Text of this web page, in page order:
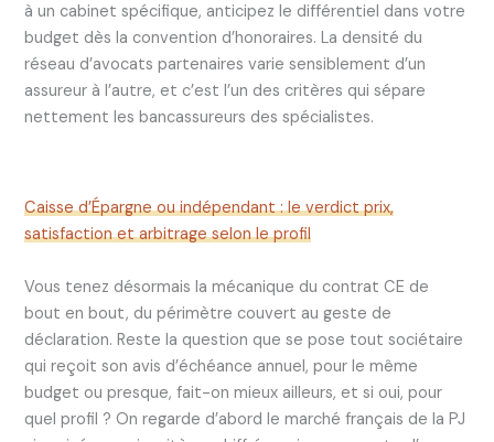
à un cabinet spécifique, anticipez le différentiel dans votre
budget dès la convention d’honoraires. La densité du
réseau d’avocats partenaires varie sensiblement d’un
assureur à l’autre, et c’est l’un des critères qui sépare
nettement les bancassureurs des spécialistes.
Caisse d’Épargne ou indépendant : le verdict prix,
satisfaction et arbitrage selon le profil
Vous tenez désormais la mécanique du contrat CE de
bout en bout, du périmètre couvert au geste de
déclaration. Reste la question que se pose tout sociétaire
qui reçoit son avis d’échéance annuel, pour le même
budget ou presque, fait-on mieux ailleurs, et si oui, pour
quel profil ? On regarde d’abord le marché français de la PJ